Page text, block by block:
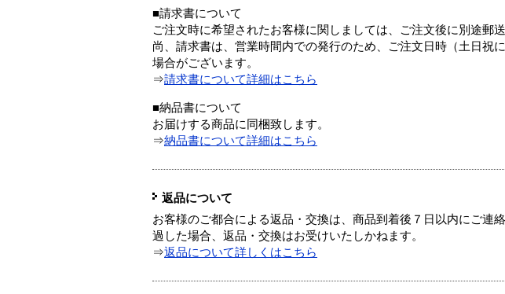
■請求書について
ご注文時に希望されたお客様に関しましては、ご注文後に別途郵送
尚、請求書は、営業時間内での発行のため、ご注文日時（土日祝
場合がございます。
⇒請求書について詳細はこちら
■納品書について
お届けする商品に同梱致します。
⇒納品書について詳細はこちら
返品について
お客様のご都合による返品・交換は、商品到着後７日以内にご連
過した場合、返品・交換はお受けいたしかねます。
⇒返品について詳しくはこちら